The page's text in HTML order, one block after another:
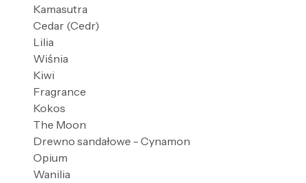
Kamasutra
Cedar (Cedr)
Lilia
Wiśnia
Kiwi
Fragrance
Kokos
The Moon
Drewno sandałowe - Cynamon
Opium
Wanilia